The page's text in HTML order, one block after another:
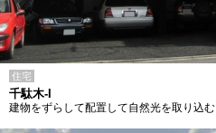
住宅
千駄木-I
建物をずらして配置して自然光を取り込む